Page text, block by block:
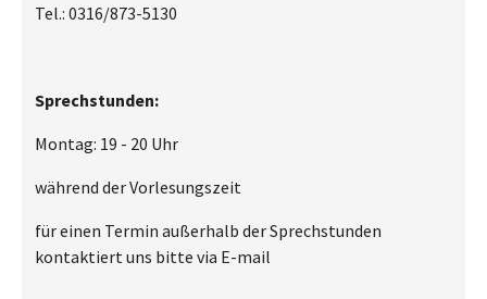
Tel.: 0316/873-5130
Sprechstunden:
Montag: 19 - 20 Uhr
während der Vorlesungszeit
für einen Termin außerhalb der Sprechstunden
kontaktiert uns bitte via E-mail